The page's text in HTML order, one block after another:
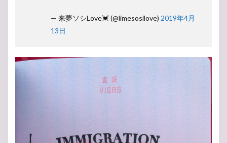
— 来夢ソシLove💓 (@limesosilove) 2019年4月
13日